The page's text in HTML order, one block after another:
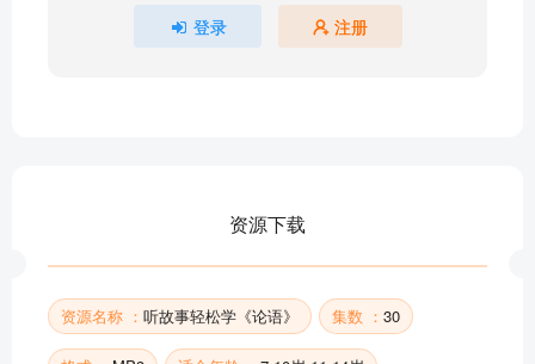
21 自律篇：《论语》中最难的一个字
22 自律篇：严格要求自己的孔子
27 交往篇：直接指出朋友的缺点，是对是错？
28 交往篇：抓不住的时间
29 交往篇：被朋友误会了怎么办？
30 交往篇：觉得自己孤单的司马牛
部分目录展示 ▶ 下载后解锁 30 首完整音频
登录 注册
资源下载
资源名称 ： 听故事轻松学《论语》 集数 ： 30